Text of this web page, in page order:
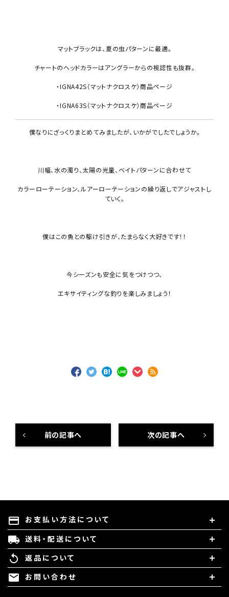
マットブラックは、夏の虫パターンに最適。
チャートのヘッドカラーはアングラーからの視認性も抜群。
・IGNA42S（マットナクロスケ）商品ページ
・IGNA63S（マットナクロスケ）商品ページ
僕なりにざっくりまとめてみましたが、いかがでしたでしょうか。
川幅、水の濁り、太陽の光量、ベイトパターンに合わせて
カラーローテーション、ルアーローテーションの繰り返しでアジャストし
ていく。
僕はこの魚との駆け引きが、たまらなく大好きです！！
今シーズンも安全に気をつけつつ、
エキサイティングな釣りを楽しみましょう！
前の記事へ 次の記事へ
payment お支払い方法について
local_shipping 送料・配送について
replay 返品について
mail お問い合わせ